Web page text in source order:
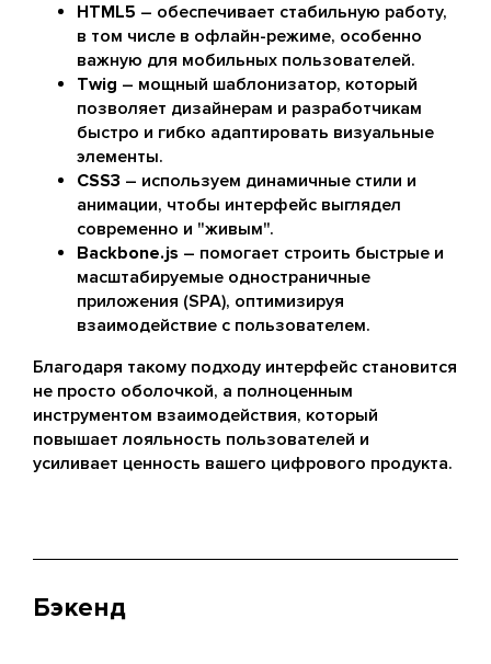
HTML5 – обеспечивает стабильную работу,
в том числе в офлайн-режиме, особенно
важную для мобильных пользователей.
Twig – мощный шаблонизатор, который
позволяет дизайнерам и разработчикам
быстро и гибко адаптировать визуальные
элементы.
CSS3 – используем динамичные стили и
анимации, чтобы интерфейс выглядел
современно и "живым".
Backbone.js – помогает строить быстрые и
масштабируемые одностраничные
приложения (SPA), оптимизируя
взаимодействие с пользователем.
Благодаря такому подходу интерфейс становится
не просто оболочкой, а полноценным
инструментом взаимодействия, который
повышает лояльность пользователей и
усиливает ценность вашего цифрового продукта.
Бэкенд